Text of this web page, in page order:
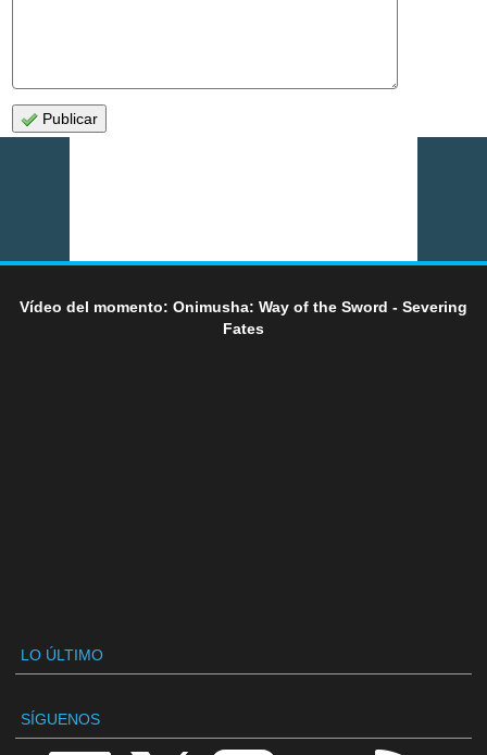
Publicar
Vídeo del momento: Onimusha: Way of the Sword - Severing
Fates
LO ÚLTIMO
SÍGUENOS